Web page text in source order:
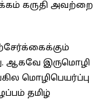
கருதி அவற்றை
ஆகவே இருமொழி
மொழிபெயர்ப்பு
தமிழ்